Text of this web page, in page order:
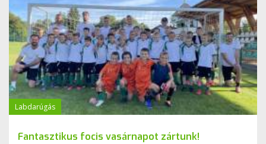
Labdarúgás
Fantasztikus focis vasárnapot zártunk!